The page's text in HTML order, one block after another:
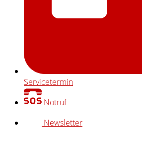
Servicetermin
Notruf
Newsletter